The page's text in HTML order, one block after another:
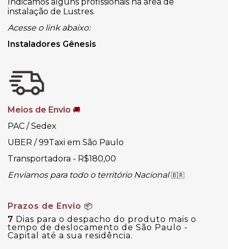
Indicamos alguns profissionais na área de
instalação de Lustres.
Acesse o link abaixo:
Instaladores Gênesis
Meios de Envio 🚚
PAC / Sedex
UBER / 99Taxi em São Paulo
Transportadora - R$180,00
Enviamos para todo o território Nacional🇧🇷
Prazos de Envio 📦
7 Dias para o despacho do produto mais o
tempo de deslocamento de São Paulo -
Capital até a sua residência.